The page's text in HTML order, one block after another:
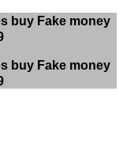
buy Fake money
buy Fake money